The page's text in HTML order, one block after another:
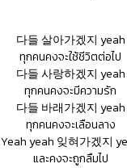
다들 살아가겠지 yeah
ทุกคนคงจะใช้ชีวิตต่อไป
다들 사랑하겠지 yeah
ทุกคนคงจะมีความรัก
다들 바래가겠지 yeah
ทุกคนคงจะเลือนลาง
Yeah yeah 잊혀가겠지
และคงจะถูกลืมไป